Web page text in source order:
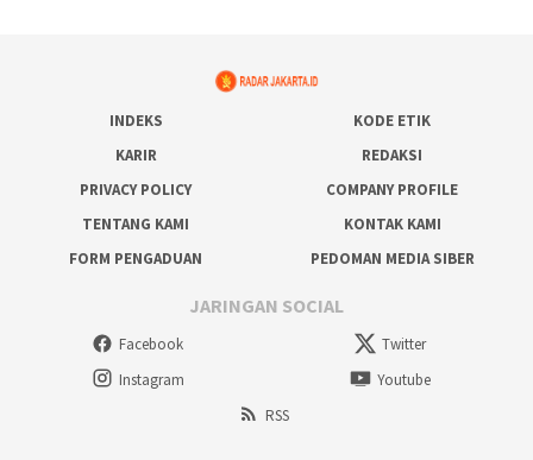
INDEKS
KODE ETIK
KARIR
REDAKSI
PRIVACY POLICY
COMPANY PROFILE
TENTANG KAMI
KONTAK KAMI
FORM PENGADUAN
PEDOMAN MEDIA SIBER
JARINGAN SOCIAL
Facebook
Twitter
Instagram
Youtube
RSS